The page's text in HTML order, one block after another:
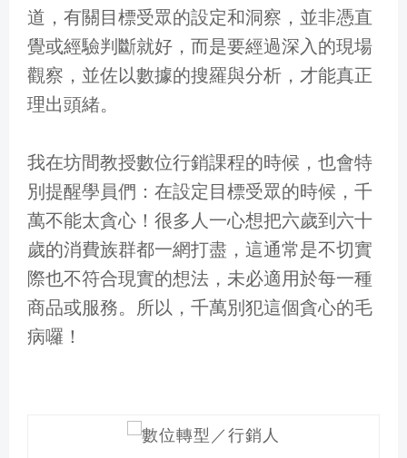
道，有關目標受眾的設定和洞察，並非憑直
覺或經驗判斷就好，而是要經過深入的現場
觀察，並佐以數據的搜羅與分析，才能真正
理出頭緒。
我在坊間教授數位行銷課程的時候，也會特
別提醒學員們：在設定目標受眾的時候，千
萬不能太貪心！很多人一心想把六歲到六十
歲的消費族群都一網打盡，這通常是不切實
際也不符合現實的想法，未必適用於每一種
商品或服務。所以，千萬別犯這個貪心的毛
病囉！